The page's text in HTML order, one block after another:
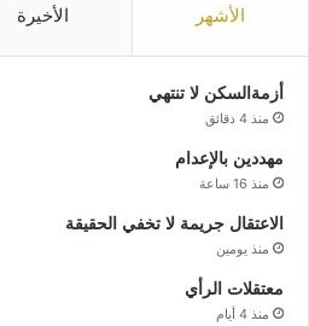
الأشهر الأخيرة
أزمةالسكن لا تنتهي
منذ 4 دقائق
مهددين بالإعدام
منذ 16 ساعة
الاعتقال جريمة لا تخفي الحقيقة
منذ يومين
معتقلات الرأي
منذ 4 أيام